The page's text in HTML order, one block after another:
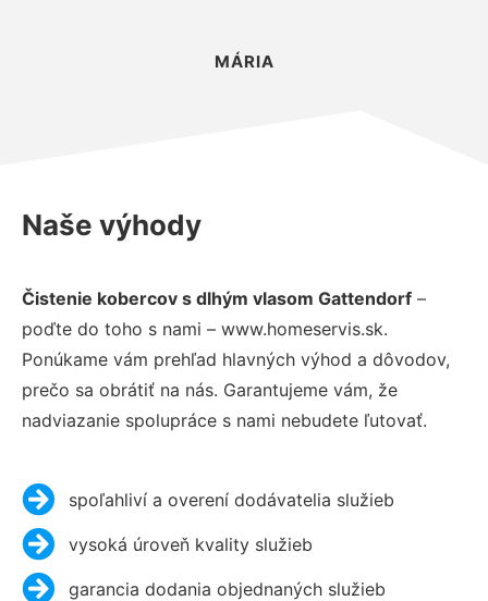
MÁRIA
Naše výhody
Čistenie kobercov s dlhým vlasom Gattendorf –
poďte do toho s nami – www.homeservis.sk.
Ponúkame vám prehľad hlavných výhod a dôvodov,
prečo sa obrátiť na nás. Garantujeme vám, že
nadviazanie spolupráce s nami nebudete ľutovať.
spoľahliví a overení dodávatelia služieb
vysoká úroveň kvality služieb
garancia dodania objednaných služieb